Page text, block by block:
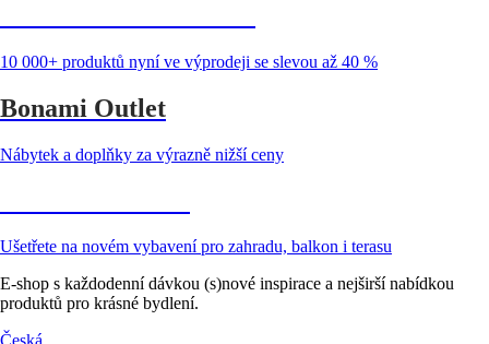
10 000+ produktů nyní ve výprodeji se slevou až 40 %
Bonami Outlet
Nábytek a doplňky za výrazně nižší ceny
Ušetřete na novém vybavení pro zahradu, balkon i terasu
E-shop s každodenní dávkou (s)nové inspirace a nejširší nabídkou
produktů pro krásné bydlení.